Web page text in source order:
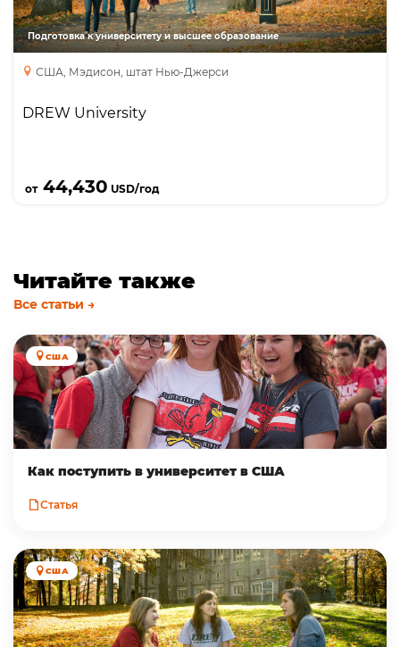
Подготовка к университету и высшее образование
США, Мэдисон, штат Нью-Джерси
DREW University
от44,430 USD/год
Йорка; программа двойной степени с Columbia
University по инжинирингу; семестры в Нью-
Йорке; доступны стипендии до $9,000.
Читайте также
Все статьи →
США
Как поступить в университет в США
Статья
США